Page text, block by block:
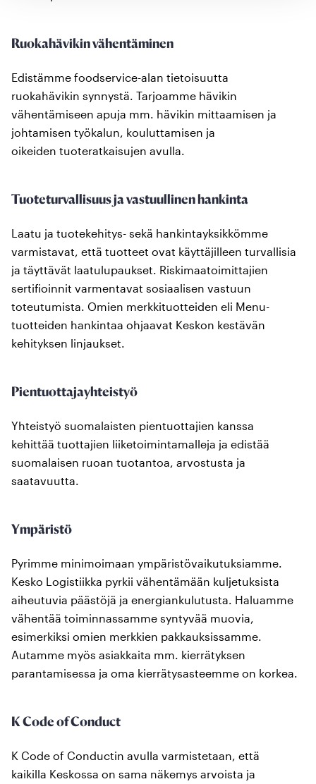
Ruokahävikin vähentäminen
Edistämme foodservice-alan tietoisuutta
ruokahävikin synnystä. Tarjoamme hävikin
vähentämiseen apuja mm. hävikin mittaamisen ja
johtamisen työkalun, kouluttamisen ja
oikeiden tuoteratkaisujen avulla.​
Tuoteturvallisuus ja vastuullinen hankinta
Laatu ja tuotekehitys- sekä hankintayksikkömme
varmistavat, että tuotteet ovat käyttäjilleen turvallisia
ja täyttävät laatulupaukset. Riskimaatoimittajien
sertifioinnit varmentavat sosiaalisen vastuun
toteutumista. Omien merkkituotteiden eli Menu-
tuotteiden hankintaa ohjaavat Keskon kestävän
kehityksen linjaukset.​
Pientuottajayhteistyö
Yhteistyö suomalaisten pientuottajien kanssa
kehittää tuottajien liiketoimintamalleja ja edistää
suomalaisen ruoan tuotantoa, arvostusta ja
saatavuutta.
Ympäristö
Pyrimme minimoimaan ympäristövaikutuksiamme.
Kesko Logistiikka pyrkii vähentämään kuljetuksista
aiheutuvia päästöjä ja energiankulutusta. Haluamme
vähentää toiminnassamme syntyvää muovia,
esimerkiksi omien merkkien pakkauksissamme.​
Autamme myös asiakkaita mm. kierrätyksen
parantamisessa ja oma kierrätysasteemme on korkea.
K Code of Conduct
K Code of Conductin avulla varmistetaan, että
kaikilla Keskossa on sama näkemys arvoista ja